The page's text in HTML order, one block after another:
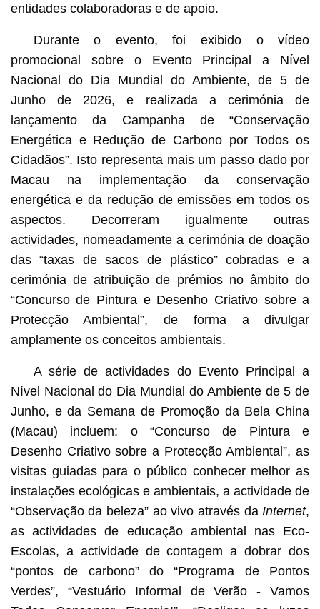
entidades colaboradoras e de apoio.
Durante o evento, foi exibido o vídeo
promocional sobre o Evento Principal a Nível
Nacional do Dia Mundial do Ambiente, de 5 de
Junho de 2026, e realizada a cerimónia de
lançamento da Campanha de “Conservação
Energética e Redução de Carbono por Todos os
Cidadãos”. Isto representa mais um passo dado por
Macau na implementação da conservação
energética e da redução de emissões em todos os
aspectos. Decorreram igualmente outras
actividades, nomeadamente a cerimónia de doação
das “taxas de sacos de plástico” cobradas e a
cerimónia de atribuição de prémios no âmbito do
“Concurso de Pintura e Desenho Criativo sobre a
Protecção Ambiental”, de forma a divulgar
amplamente os conceitos ambientais.
A série de actividades do Evento Principal a
Nível Nacional do Dia Mundial do Ambiente de 5 de
Junho, e da Semana de Promoção da Bela China
(Macau) incluem: o “Concurso de Pintura e
Desenho Criativo sobre a Protecção Ambiental”, as
visitas guiadas para o público conhecer melhor as
instalações ecológicas e ambientais, a actividade de
“Observação da beleza” ao vivo através da Internet,
as actividades de educação ambiental nas Eco-
Escolas, a actividade de contagem a dobrar dos
“pontos de carbono” do “Programa de Pontos
Verdes”, “Vestuário Informal de Verão - Vamos